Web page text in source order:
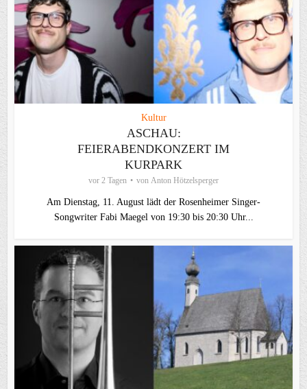
Kultur
ASCHAU:
FEIERABENDKONZERT IM
KURPARK
vor 2 Tagen von Anton Hötzelsperger
Am Dienstag, 11. August lädt der Rosenheimer Singer-
Songwriter Fabi Maegel von 19:30 bis 20:30 Uhr...